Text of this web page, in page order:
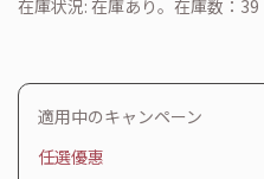
在庫状況: 在庫あり。在庫数：39
適用中のキャンペーン
任選優惠